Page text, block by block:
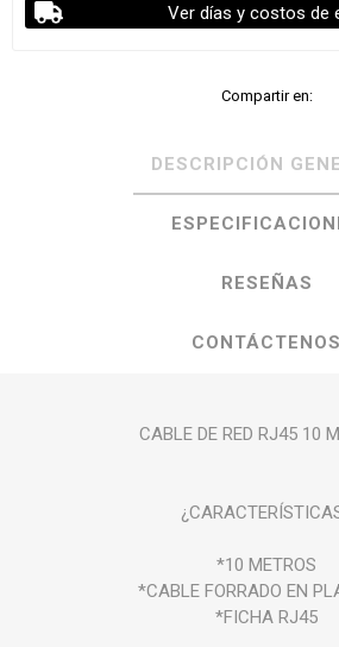
Ver días y costos de
Compartir en:
DESCRIPCIÓN
RESEÑAS
CONTÁCTENOS
CABLE DE RED RJ45 10
*10 METROS
*CABLE FORRADO EN
*FICHA RJ45